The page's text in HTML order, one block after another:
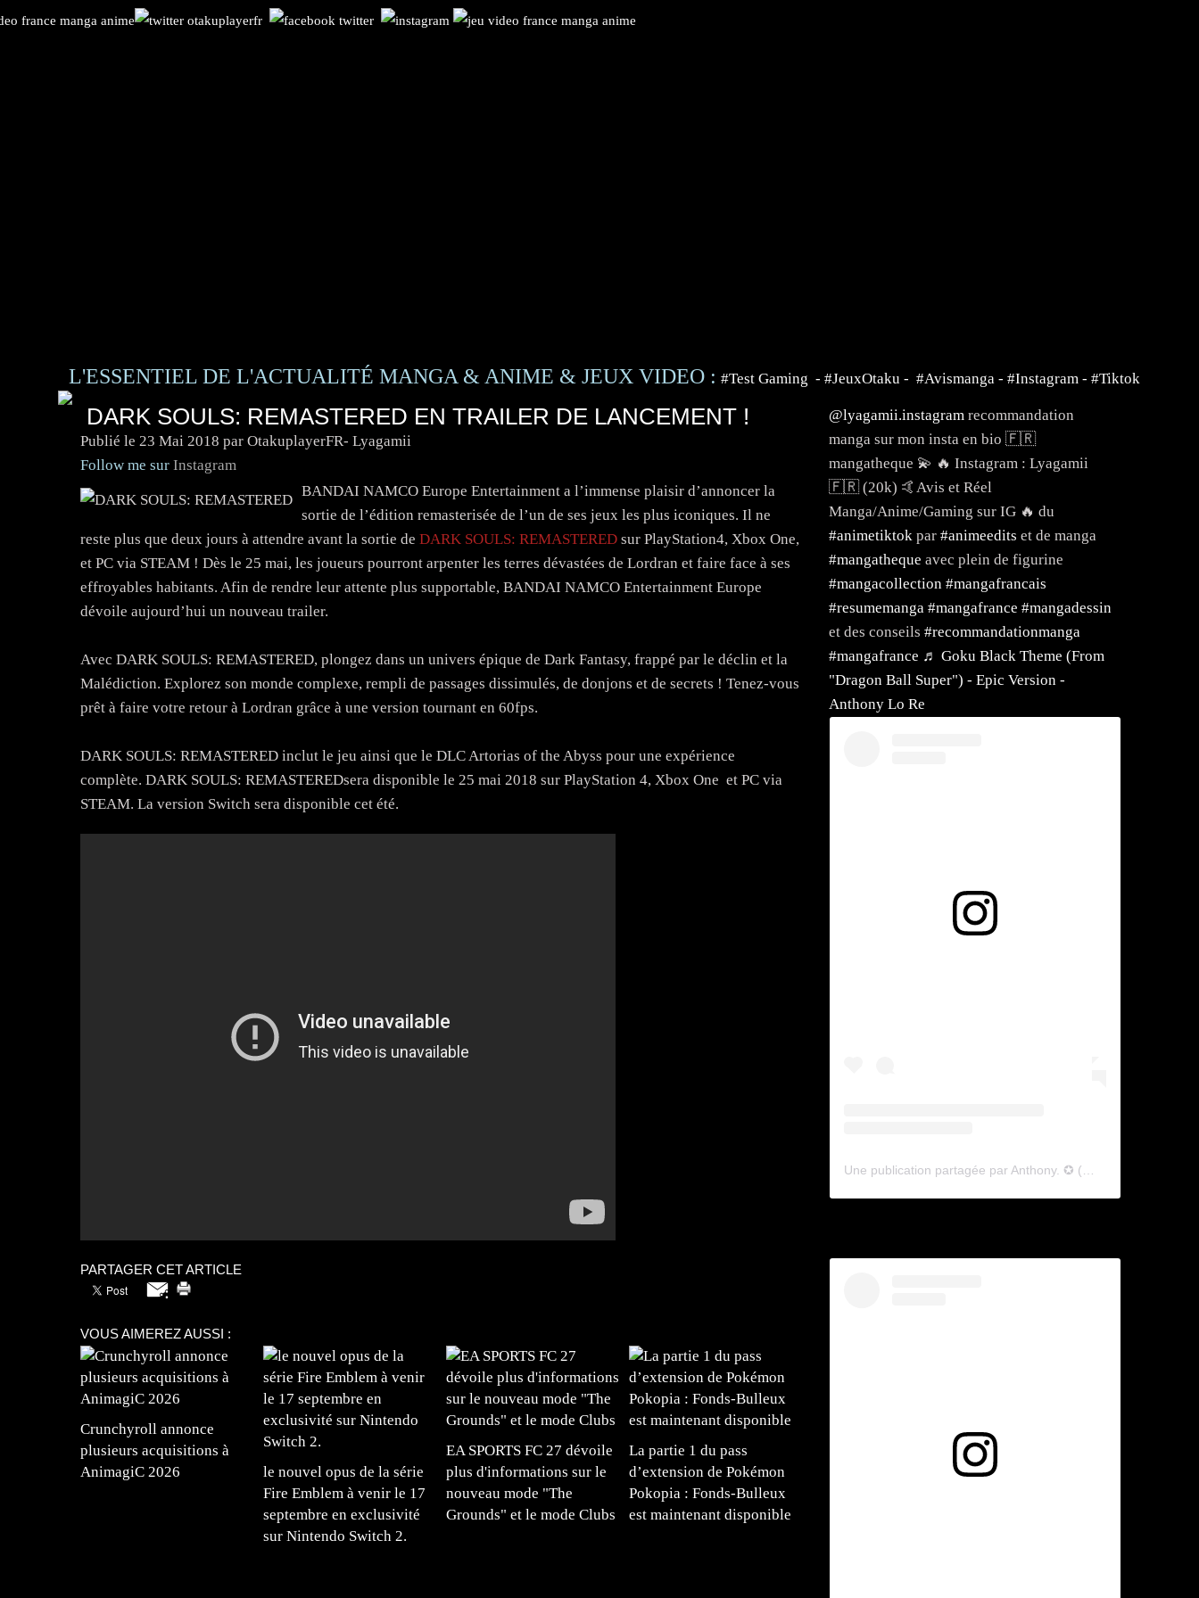
L'ESSENTIEL DE L'ACTUALITÉ MANGA & ANIME & JEUX VIDEO : #Test Gaming - #JeuxOtaku - #Avismanga - #Instagram - #Tiktok
DARK SOULS: REMASTERED EN TRAILER DE LANCEMENT !
Publié le 23 Mai 2018 par OtakuplayerFR- Lyagamii
Follow me sur Instagram
BANDAI NAMCO Europe Entertainment a l’immense plaisir d’annoncer la
sortie de l’édition remasterisée de l’un de ses jeux les plus iconiques. Il ne
reste plus que deux jours à attendre avant la sortie de DARK SOULS: REMASTERED sur PlayStation4, Xbox One,
et PC via STEAM ! Dès le 25 mai, les joueurs pourront arpenter les terres dévastées de Lordran et faire face à ses
effroyables habitants. Afin de rendre leur attente plus supportable, BANDAI NAMCO Entertainment Europe
dévoile aujourd’hui un nouveau trailer.
Avec DARK SOULS: REMASTERED, plongez dans un univers épique de Dark Fantasy, frappé par le déclin et la
Malédiction. Explorez son monde complexe, rempli de passages dissimulés, de donjons et de secrets ! Tenez-vous
prêt à faire votre retour à Lordran grâce à une version tournant en 60fps.
DARK SOULS: REMASTERED inclut le jeu ainsi que le DLC Artorias of the Abyss pour une expérience
complète. DARK SOULS: REMASTEREDsera disponible le 25 mai 2018 sur PlayStation 4, Xbox One et PC via
STEAM. La version Switch sera disponible cet été.
PARTAGER CET ARTICLE
VOUS AIMEREZ AUSSI :
Crunchyroll annonce
plusieurs acquisitions à
AnimagiC 2026
le nouvel opus de la série
Fire Emblem à venir le 17
septembre en exclusivité
sur Nintendo Switch 2.
EA SPORTS FC 27 dévoile
plus d'informations sur le
nouveau mode "The
Grounds" et le mode Clubs
La partie 1 du pass
d’extension de Pokémon
Pokopia : Fonds-Bulleux
est maintenant disponible
@lyagamii.instagram recommandation
manga sur mon insta en bio 🇫🇷
mangatheque 💫 🔥 Instagram : Lyagamii
🇫🇷 (20k) 🤙Avis et Réel
Manga/Anime/Gaming sur IG 🔥 du
#animetiktok par #animeedits et de manga
#mangatheque avec plein de figurine
#mangacollection #mangafrancais
#resumemanga #mangafrance #mangadessin
et des conseils #recommandationmanga
#mangafrance ♬ Goku Black Theme (From
"Dragon Ball Super") - Epic Version -
Anthony Lo Re